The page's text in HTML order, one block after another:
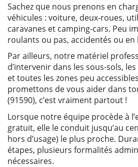
Sachez que nous prenons en
véhicules : voiture, deux-roues,
caravanes et camping-cars. Peu
roulants ou pas, accidentés ou en
Par ailleurs, notre matériel
d’intervenir dans les sous-sols,
et toutes les zones peu
promettons de vous aider dans
(91590), c’est vraiment partout !
Lorsque notre équipe procède à
gratuit, elle le conduit jusqu’au
hors d’usage) le plus proche.
étapes, plusieurs formalités
nécessaires.